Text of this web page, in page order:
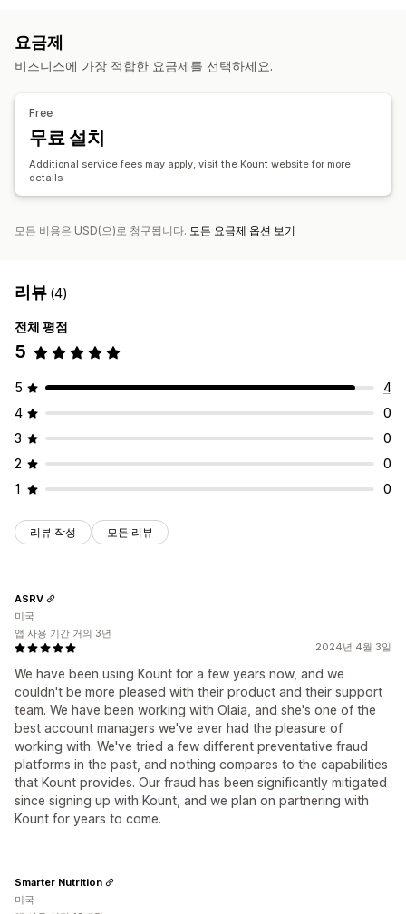
자동 취소
알림 및 분석
요금제
비즈니스에 가장 적합한 요금제를 선택하세요.
Free
무료 설치
Additional service fees may apply, visit the Kount website for more
details
모든 비용은 USD(으)로 청구됩니다. 모든 요금제 옵션 보기
리뷰 (4)
전체 평점
5
5
4
4
0
3
0
2
0
1
0
리뷰 작성 모든 리뷰
2024년 4월 3일
We have been using Kount for a few years now, and we
couldn't be more pleased with their product and their support
team. We have been working with Olaia, and she's one of the
best account managers we've ever had the pleasure of
working with. We've tried a few different preventative fraud
platforms in the past, and nothing compares to the capabilities
that Kount provides. Our fraud has been significantly mitigated
since signing up with Kount, and we plan on partnering with
Kount for years to come.
ASRV
미국
앱 사용 기간 거의 3년
Smarter Nutrition
미국